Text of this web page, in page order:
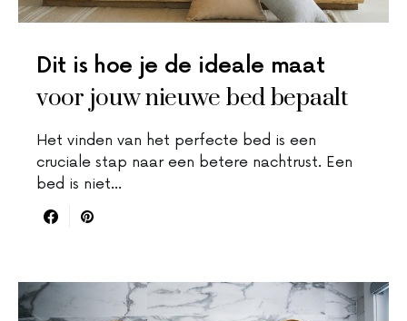
Dit is hoe je de ideale maat
voor jouw nieuwe bed bepaalt
Het vinden van het perfecte bed is een
cruciale stap naar een betere nachtrust. Een
bed is niet…